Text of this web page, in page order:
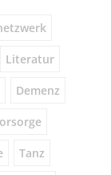
Literatur
Demenz
Tanz